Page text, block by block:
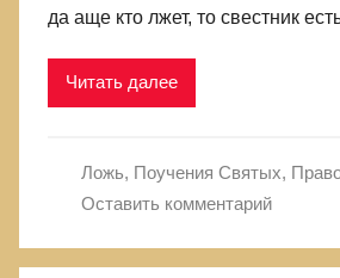
да аще кто лжет, то свестник
Читать далее
Ложь, Поучения Святых,
Оставить комментарий